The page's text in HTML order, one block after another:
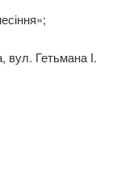
вул. Гетьмана І.